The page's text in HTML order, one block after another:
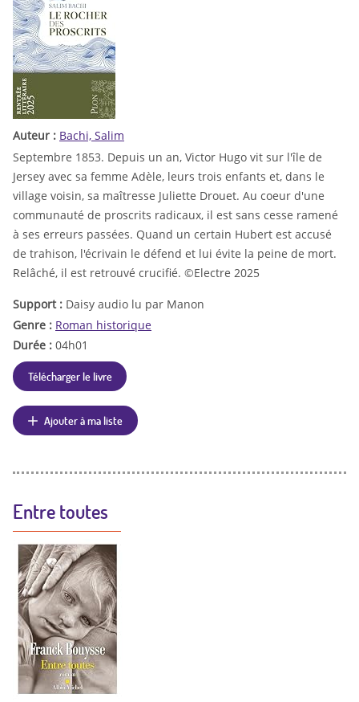
Auteur : Bachi, Salim
Septembre 1853. Depuis un an, Victor Hugo vit sur l'île de
Jersey avec sa femme Adèle, leurs trois enfants et, dans le
village voisin, sa maîtresse Juliette Drouet. Au coeur d'une
communauté de proscrits radicaux, il est sans cesse ramené
à ses erreurs passées. Quand un certain Hubert est accusé
de trahison, l'écrivain le défend et lui évite la peine de mort.
Relâché, il est retrouvé crucifié. ©Electre 2025
Support : Daisy audio lu par Manon
Genre : Roman historique
Durée : 04h01
Télécharger le livre
Ajouter à ma liste
Entre toutes